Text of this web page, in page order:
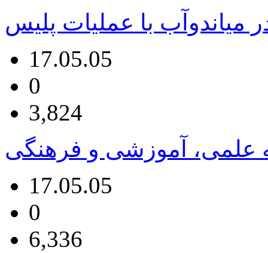
17.05.05
0
3,824
علمی، آموزشی و فرهنگی
17.05.05
0
6,336